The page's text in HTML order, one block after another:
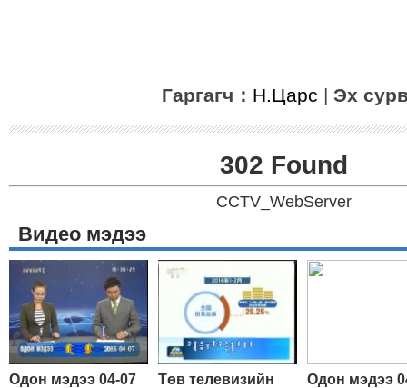
Гаргагч： Н.Царс | Эх
302 Found
CCTV_WebServer
Видео мэдээ
Одон мэдээ 04-07
Төв телевизийн
Одон мэдээ